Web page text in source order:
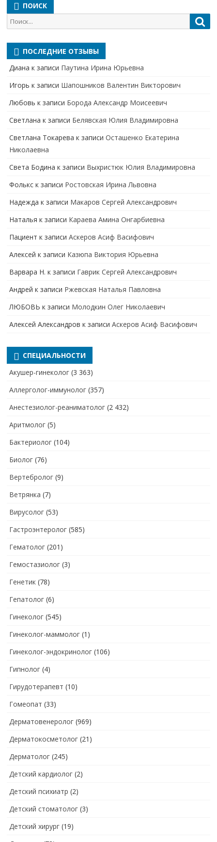
ПОИСК
Поиск
для:
ПОСЛЕДНИЕ ОТЗЫВЫ
Диана к записи Паутина Ирина Юрьевна
Игорь к записи Шапошников Валентин Викторович
Любовь к записи Борода Александр Моисеевич
Светлана к записи Белявская Юлия Владимировна
Cветлана Токарева к записи Осташенко Екатерина
Николаевна
Света Бодина к записи Выхристюк Юлия Владимировна
Фолькс к записи Ростовская Ирина Львовна
Надежда к записи Макаров Сергей Александрович
Наталья к записи Караева Амина Онгарбиевна
Пациент к записи Аскеров Асиф Васифович
Алексей к записи Казюпа Виктория Юрьевна
Варвара Н. к записи Гаврик Сергей Александрович
Андрей к записи Ржевская Наталья Павловна
ЛЮБОВЬ к записи Молодкин Олег Николаевич
Алексей Александров к записи Аскеров Асиф Васифович
СПЕЦИАЛЬНОСТИ
Акушер-гинеколог (3 363)
Аллерголог-иммунолог (357)
Анестезиолог-реаниматолог (2 432)
Аритмолог (5)
Бактериолог (104)
Биолог (76)
Вертебролог (9)
Ветрянка (7)
Вирусолог (53)
Гастроэнтеролог (585)
Гематолог (201)
Гемостазиолог (3)
Генетик (78)
Гепатолог (6)
Гинеколог (545)
Гинеколог-маммолог (1)
Гинеколог-эндокринолог (106)
Гипнолог (4)
Гирудотерапевт (10)
Гомеопат (33)
Дерматовенеролог (969)
Дерматокосметолог (21)
Дерматолог (245)
Детский кардиолог (2)
Детский психиатр (2)
Детский стоматолог (3)
Детский хирург (19)